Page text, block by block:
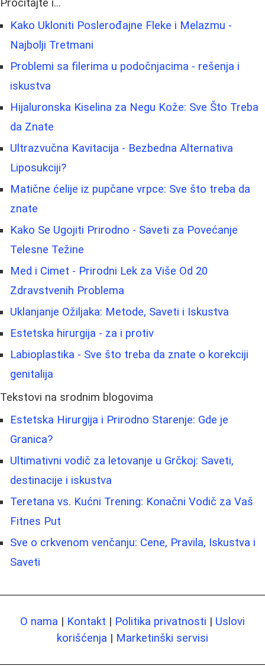
Pročitajte i...
Kako Ukloniti Poslerođajne Fleke i Melazmu -
Najbolji Tretmani
Problemi sa filerima u podočnjacima - rešenja i
iskustva
Hijaluronska Kiselina za Negu Kože: Sve Što Treba
da Znate
Ultrazvučna Kavitacija - Bezbedna Alternativa
Liposukciji?
Matične ćelije iz pupčane vrpce: Sve što treba da
znate
Kako Se Ugojiti Prirodno - Saveti za Povećanje
Telesne Težine
Med i Cimet - Prirodni Lek za Više Od 20
Zdravstvenih Problema
Uklanjanje Ožiljaka: Metode, Saveti i Iskustva
Estetska hirurgija - za i protiv
Labioplastika - Sve što treba da znate o korekciji
genitalija
Tekstovi na srodnim blogovima
Estetska Hirurgija i Prirodno Starenje: Gde je
Granica?
Ultimativni vodič za letovanje u Grčkoj: Saveti,
destinacije i iskustva
Teretana vs. Kućni Trening: Konačni Vodič za Vaš
Fitnes Put
Sve o crkvenom venčanju: Cene, Pravila, Iskustva i
Saveti
O nama | Kontakt | Politika privatnosti | Uslovi
korišćenja | Marketinški servisi